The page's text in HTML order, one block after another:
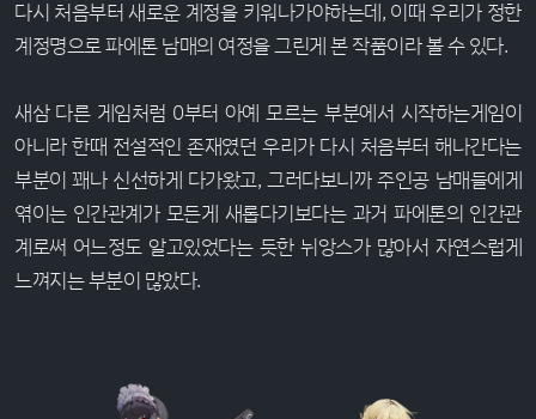
다시 처음부터 새로운 계정을 키워나가야하는데, 이때 우리가 정한
계정명으로 파에톤 남매의 여정을 그린게 본 작품이라 볼 수 있다.
새삼 다른 게임처럼 0부터 아예 모르는 부분에서 시작하는게임이
아니라 한때 전설적인 존재였던 우리가 다시 처음부터 해나간다는
부분이 꽤나 신선하게 다가왔고, 그러다보니까 주인공 남매들에게
엮이는 인간관계가 모든게 새롭다기보다는 과거 파에톤의 인간관
계로써 어느정도 알고있었다는 듯한 뉘앙스가 많아서 자연스럽게
느껴지는 부분이 많았다.